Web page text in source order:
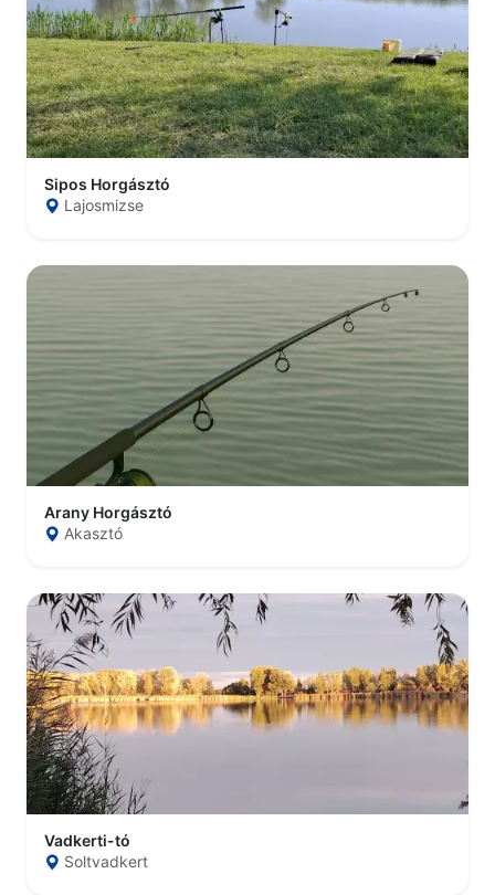
Sipos Horgásztó
Lajosmizse
Arany Horgásztó
Akasztó
Vadkerti-tó
Soltvadkert